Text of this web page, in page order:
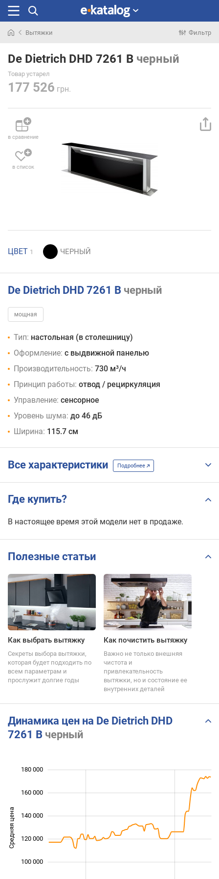
раньше
Вытяжки Фильтр
De Dietrich DHD 7261 B черный
Товар устарел
177 526 грн.
в сравнение
в список
ЦВЕТ 1
De Dietrich DHD 7261 B черный
мощная
Тип: настольная (в столешницу)
Оформление: с выдвижной панелью
Производительность: 730 м³/ч
Принцип работы: отвод / рециркуляция
Управление: сенсорное
Уровень шума: до 46 дБ
Ширина: 115.7 см
Все характеристики Подробнее
Где купить?
В настоящее время этой модели нет в продаже.
Полезные статьи
Как выбрать вытяжку
Секреты выбора вытяжки,
которая будет подходить по
всем параметрам и
прослужит долгие годы
Как почистить вытяжку
Важно не только внешняя
чистота и
привлекательность
вытяжки, но и состояние ее
внутренних деталей
Динамика цен на De Dietrich DHD
7261 B черный
Средняя цена
100 000
120 000
140 000
160 000
180 000